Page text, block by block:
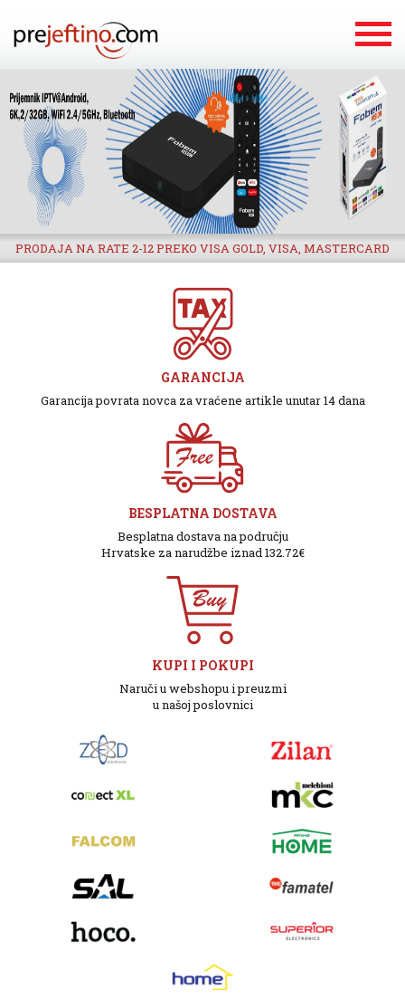
PRODAJA NA RATE 2-12 PREKO VISA GOLD, VISA, MASTERCARD
GARANCIJA
Garancija povrata novca za vraćene artikle unutar 14 dana
BESPLATNA DOSTAVA
Besplatna dostava na području
Hrvatske za narudžbe iznad 132.72€
KUPI I POKUPI
Naruči u webshopu i preuzmi
u našoj poslovnici